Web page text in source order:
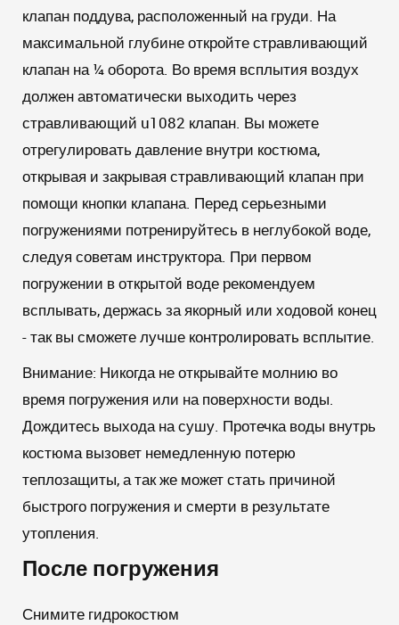
клапан поддува, расположенный на груди. На
максимальной глубине откройте стравливающий
клапан на ¼ оборота. Во время всплытия воздух
должен автоматически выходить через
стравливающий u1082 клапан. Вы можете
отрегулировать давление внутри костюма,
открывая и закрывая стравливающий клапан при
помощи кнопки клапана. Перед серьезными
погружениями потренируйтесь в неглубокой воде,
следуя советам инструктора. При первом
погружении в открытой воде рекомендуем
всплывать, держась за якорный или ходовой конец
- так вы сможете лучше контролировать всплытие.
Внимание: Никогда не открывайте молнию во
время погружения или на поверхности воды.
Дождитесь выхода на сушу. Протечка воды внутрь
костюма вызовет немедленную потерю
теплозащиты, а так же может стать причиной
быстрого погружения и смерти в результате
утопления.
После погружения
Снимите гидрокостюм